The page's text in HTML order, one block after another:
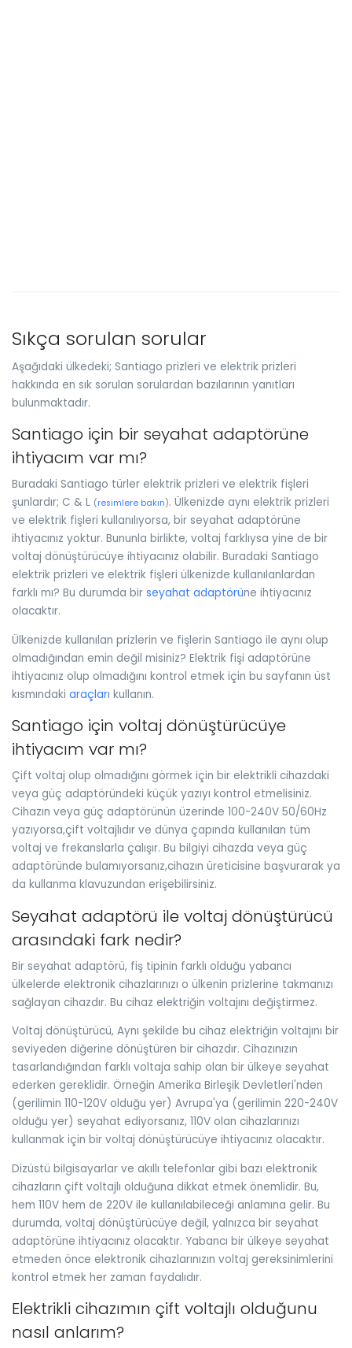
Sıkça sorulan sorular
Aşağıdaki ülkedeki; Santiago prizleri ve elektrik prizleri
hakkında en sık sorulan sorulardan bazılarının yanıtları
bulunmaktadır.
Santiago için bir seyahat adaptörüne
ihtiyacım var mı?
Buradaki Santiago türler elektrik prizleri ve elektrik fişleri
şunlardır; C & L (resimlere bakın). Ülkenizde aynı elektrik prizleri
ve elektrik fişleri kullanılıyorsa, bir seyahat adaptörüne
ihtiyacınız yoktur. Bununla birlikte, voltaj farklıysa yine de bir
voltaj dönüştürücüye ihtiyacınız olabilir. Buradaki Santiago
elektrik prizleri ve elektrik fişleri ülkenizde kullanılanlardan
farklı mı? Bu durumda bir seyahat adaptörüne ihtiyacınız
olacaktır.
Ülkenizde kullanılan prizlerin ve fişlerin Santiago ile aynı olup
olmadığından emin değil misiniz? Elektrik fişi adaptörüne
ihtiyacınız olup olmadığını kontrol etmek için bu sayfanın üst
kısmındaki araçları kullanın.
Santiago için voltaj dönüştürücüye
ihtiyacım var mı?
Çift voltaj olup olmadığını görmek için bir elektrikli cihazdaki
veya güç adaptöründeki küçük yazıyı kontrol etmelisiniz.
Cihazın veya güç adaptörünün üzerinde 100-240V 50/60Hz
yazıyorsa,çift voltajlıdır ve dünya çapında kullanılan tüm
voltaj ve frekanslarla çalışır. Bu bilgiyi cihazda veya güç
adaptöründe bulamıyorsanız,cihazın üreticisine başvurarak ya
da kullanma klavuzundan erişebilirsiniz.
Seyahat adaptörü ile voltaj dönüştürücü
arasındaki fark nedir?
Bir seyahat adaptörü, fiş tipinin farklı olduğu yabancı
ülkelerde elektronik cihazlarınızı o ülkenin prizlerine takmanızı
sağlayan cihazdır. Bu cihaz elektriğin voltajını değiştirmez.
Voltaj dönüştürücü, Aynı şekilde bu cihaz elektriğin voltajını bir
seviyeden diğerine dönüştüren bir cihazdır. Cihazınızın
tasarlandığından farklı voltaja sahip olan bir ülkeye seyahat
ederken gereklidir. Örneğin Amerika Birleşik Devletleri'nden
(gerilimin 110-120V olduğu yer) Avrupa'ya (gerilimin 220-240V
olduğu yer) seyahat ediyorsanız, 110V olan cihazlarınızı
kullanmak için bir voltaj dönüştürücüye ihtiyacınız olacaktır.
Dizüstü bilgisayarlar ve akıllı telefonlar gibi bazı elektronik
cihazların çift voltajlı olduğuna dikkat etmek önemlidir. Bu,
hem 110V hem de 220V ile kullanılabileceği anlamına gelir. Bu
durumda, voltaj dönüştürücüye değil, yalnızca bir seyahat
adaptörüne ihtiyacınız olacaktır. Yabancı bir ülkeye seyahat
etmeden önce elektronik cihazlarınızın voltaj gereksinimlerini
kontrol etmek her zaman faydalıdır.
Elektrikli cihazımın çift voltajlı olduğunu
nasıl anlarım?